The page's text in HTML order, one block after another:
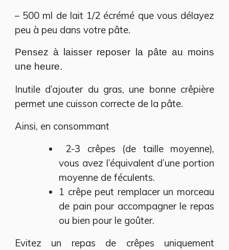
– 500 ml de lait 1/2 écrémé que vous délayez
peu à peu dans votre pâte.
Pensez à laisser reposer la pâte au moins
une heure.
Inutile d’ajouter du gras, une bonne crêpière
permet une cuisson correcte de la pâte.
Ainsi, en consommant
2-3 crêpes (de taille moyenne),
vous avez l’équivalent d’une portion
moyenne de féculents.
1 crêpe peut remplacer un morceau
de pain pour accompagner le repas
ou bien pour le goûter.
Evitez un repas de crêpes uniquement